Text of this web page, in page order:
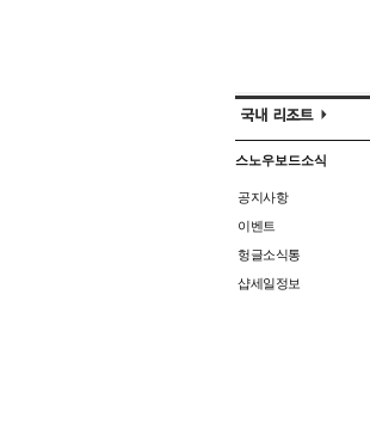
스노우보드소식
공지사항
이벤트
헝글소식통
샵세일정보